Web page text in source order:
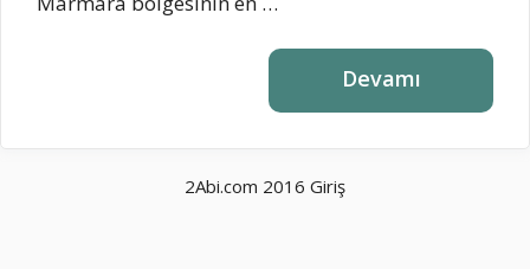
Devamı
2Abi.com 2016 Giriş